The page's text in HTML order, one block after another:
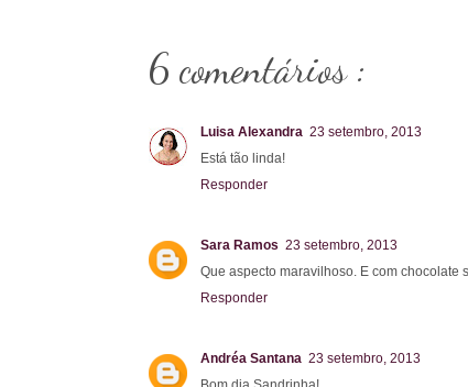
6 comentários :
Luisa Alexandra 23 setembro, 2013
Está tão linda!
Responder
Sara Ramos 23 setembro, 2013
Que aspecto maravilhoso. E com chocolate
Responder
Andréa Santana 23 setembro, 2013